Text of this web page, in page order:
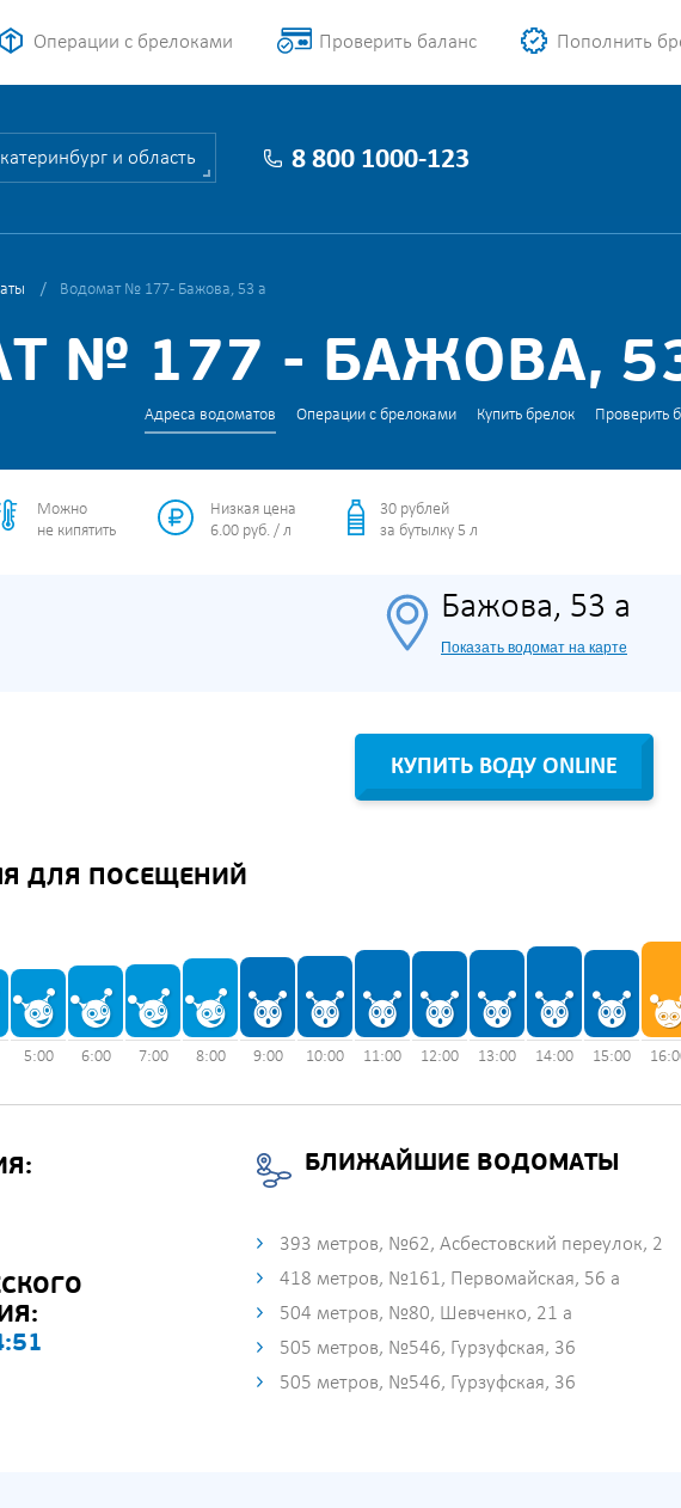
Операции с брелоками Проверить баланс Пополнить
и область 8 800 1000-123
Водомат № 177 - Бажова, 53 а
№ 177 - БАЖОВА,
Адреса водоматов Операции с брелоками Купить брелок Проверить
Можно
не кипятить
Низкая цена
6.00 руб. / л
30 рублей
за бутылку 5 л
Бажова, 53 а
Показать водомат на карте
КУПИТЬ ВОДУ ONLINE
ДЛЯ ПОСЕЩЕНИЙ
5:00 6:00 7:00 8:00 9:00 10:00 11:00 12:00 13:00 14:00 15:00
БЛИЖАЙШИЕ ВОДОМАТЫ
393 метров, №62, Асбестовский переулок, 2
418 метров, №161, Первомайская, 56 а
504 метров, №80, Шевченко, 21 а
505 метров, №546, Гурзуфская, 36
505 метров, №546, Гурзуфская, 36